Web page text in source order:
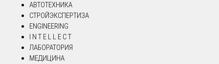
АВТОТЕХНИКА
СТРОЙЭКСПЕРТИЗА
ENGINEERING
I N T E L L E C T
ЛАБОРАТОРИЯ
МЕДИЦИНА